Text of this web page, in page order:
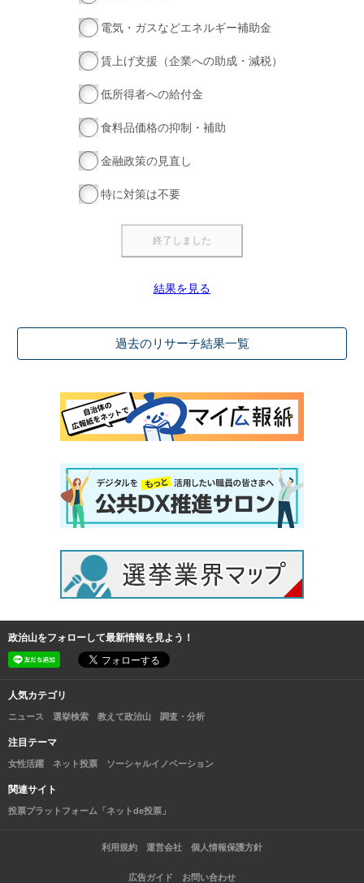
電気・ガスなどエネルギー補助金
賃上げ支援（企業への助成・減税）
低所得者への給付金
食料品価格の抑制・補助
金融政策の見直し
特に対策は不要
結果を見る
過去のリサーチ結果一覧
政治山をフォローして最新情報を見よう！
人気カテゴリ
ニュース 選挙検索 教えて政治山 調査・分析
注目テーマ
女性活躍 ネット投票 ソーシャルイノベーション
関連サイト
投票プラットフォーム「ネットde投票」
利用規約 運営会社 個人情報保護方針
広告ガイド お問い合わせ